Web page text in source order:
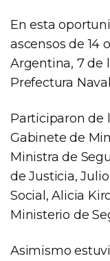
En esta
ascensos de 14
Argentina, 7 de
Prefectura
Participaron de
Gabinete de
Ministra de
de Justicia,
Social, Alicia
Ministerio de
Asimismo